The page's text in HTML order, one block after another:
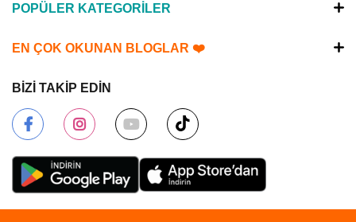
POPÜLER KATEGORİLER
EN ÇOK OKUNAN BLOGLAR ❤️
BİZİ TAKİP EDİN